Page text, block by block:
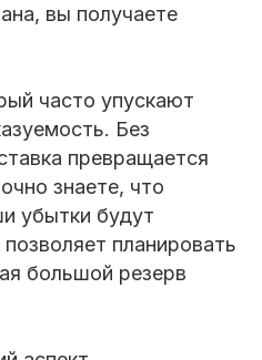
вы получаете
часто упускают
Без
превращается
знаете, что
убытки будут
планировать
большой резерв